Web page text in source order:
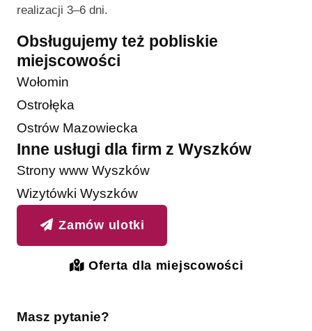
realizacji 3–6 dni.
Obsługujemy też pobliskie
miejscowości
Wołomin
Ostrołęka
Ostrów Mazowiecka
Inne usługi dla firm z Wyszków
Strony www Wyszków
Wizytówki Wyszków
Zamów ulotki
Oferta dla miejscowości
Masz pytanie?